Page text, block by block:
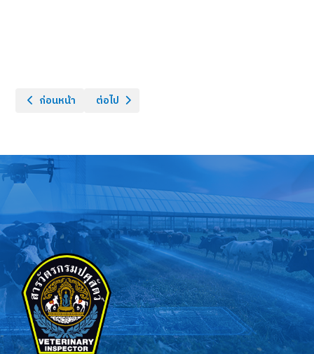
เนื้อหาก่อนหน้า: กลุ่มด่านกักกันสัตว์ที่ 10
ก่อนหน้า เนื้อหาถัดไป: กลุ่มด่านกักกันสัตว์ที่ 12
ต่อไป